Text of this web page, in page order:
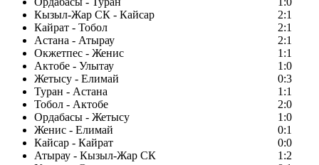
Кызыл-Жар СК - Кайсар
2:1
Кайрат - Тобол
2:1
Астана - Атырау
2:1
Окжетпес - Женис
1:1
Актобе - Улытау
1:0
Жетысу - Елимай
0:3
Туран - Астана
1:1
Тобол - Актобе
2:0
Ордабасы - Жетысу
1:0
Женис - Елимай
0:1
Кайсар - Кайрат
0:0
Атырау - Кызыл-Жар СК
1:2